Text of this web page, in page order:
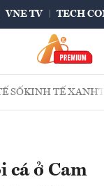
VNE TV TECH
SỐKINH TẾ XANH
cá ở Cam